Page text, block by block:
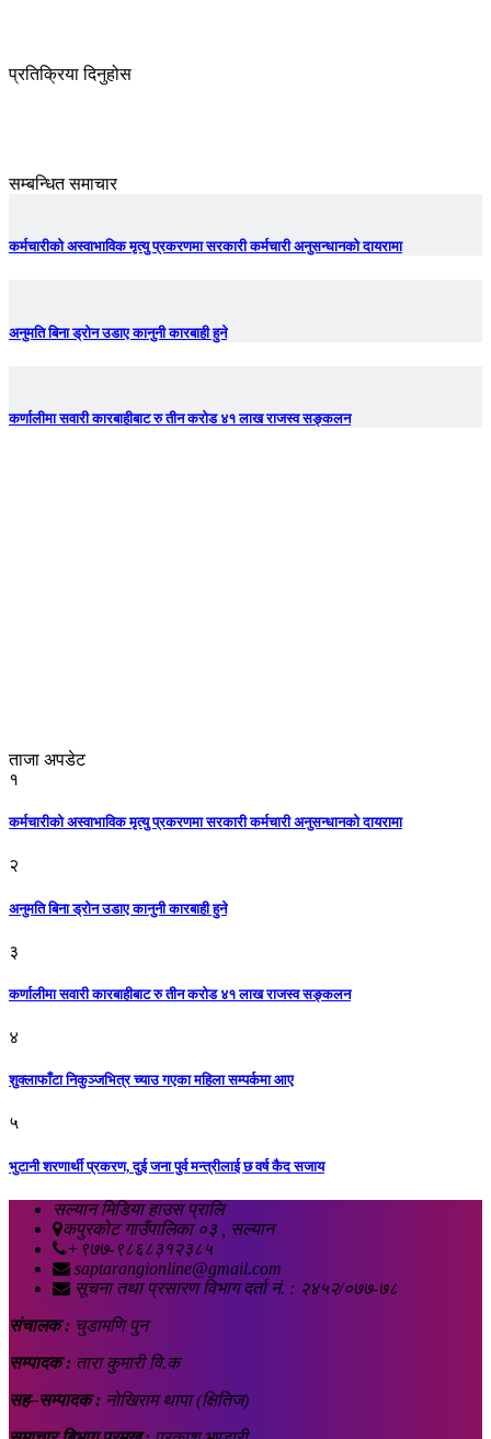
प्रतिक्रिया दिनुहोस
सम्बन्धित समाचार
कर्मचारीको अस्वाभाविक मृत्यु प्रकरणमा सरकारी कर्मचारी अनुसन्धानको दायरामा
अनुमति बिना ड्रोन उडाए कानुनी कारबाही हुने
कर्णालीमा सवारी कारबाहीबाट रु तीन करोड ४१ लाख राजस्व सङ्कलन
ताजा अपडेट
१
कर्मचारीको अस्वाभाविक मृत्यु प्रकरणमा सरकारी कर्मचारी अनुसन्धानको दायरामा
२
अनुमति बिना ड्रोन उडाए कानुनी कारबाही हुने
३
कर्णालीमा सवारी कारबाहीबाट रु तीन करोड ४१ लाख राजस्व सङ्कलन
४
शुक्लाफाँटा निकुञ्जभित्र च्याउ गएका महिला सम्पर्कमा आए
५
भुटानी शरणार्थी प्रकरण, दुई जना पुर्व मन्त्रीलाई छ वर्ष कैद सजाय
सल्यान मिडिया हाउस प्रालि
कपुरकोट गाउँपालिका ०३ , सल्यान
+९७७-९८६८३१२३८५
saptarangionline@gmail.com
सूचना तथा प्रसारण विभाग दर्ता नं. : २४५२/०७७-७८
संचालक : चुडामणि पुन
सम्पादक : तारा कुमारी वि.क
सह–सम्पादक : नोखिराम थापा (क्षितिज)